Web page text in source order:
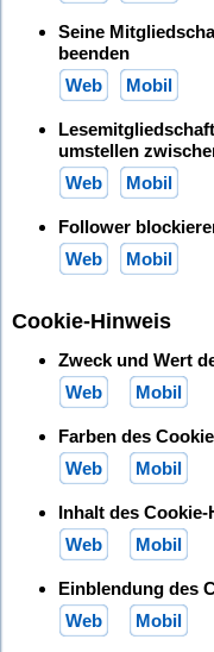
Seine
beenden
Web
Mobil
umstellen
Web
Mobil
Follower
Web
Mobil
Cookie-Hinweis
Zweck und Wert
Web
Mobil
Farben des
Web
Mobil
Inhalt des
Web
Mobil
Einblendung des
Web
Mobil